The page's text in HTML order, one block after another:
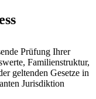
Prüfung Ihrer
Familienstruktur,
geltenden Gesetze in
Jurisdiktion